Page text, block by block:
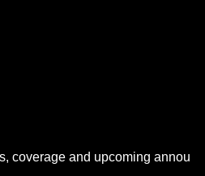
coverage and upcoming annou